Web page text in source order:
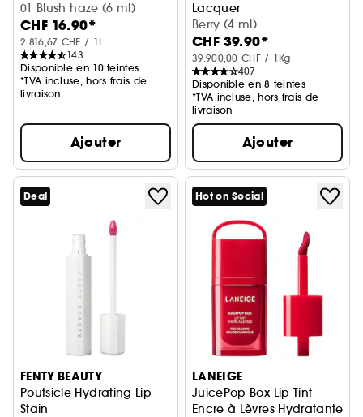
01 Blush haze (6 ml)
CHF 16.90*
2.816,67 CHF / 1L
143
Disponible en 10 teintes
*TVA incluse, hors frais de
livraison
Ajouter
Lacquer
Rouge à Lèvres Fini Laqué
Berry (4 ml)
CHF 39.90*
39.900,00 CHF / 1Kg
407
Disponible en 8 teintes
*TVA incluse, hors frais de
livraison
Ajouter
Deal
FENTY BEAUTY
Poutsicle Hydrating Lip
Stain
Hot on Social
LANEIGE
JuicePop Box Lip Tint
Encre à Lèvres Hydratante